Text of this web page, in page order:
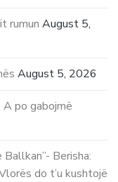
rumun August 5,
August 5, 2026
po gabojmë
Berisha:
do t’u kushtojë